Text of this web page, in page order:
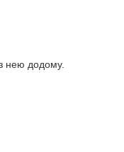
нею додому.